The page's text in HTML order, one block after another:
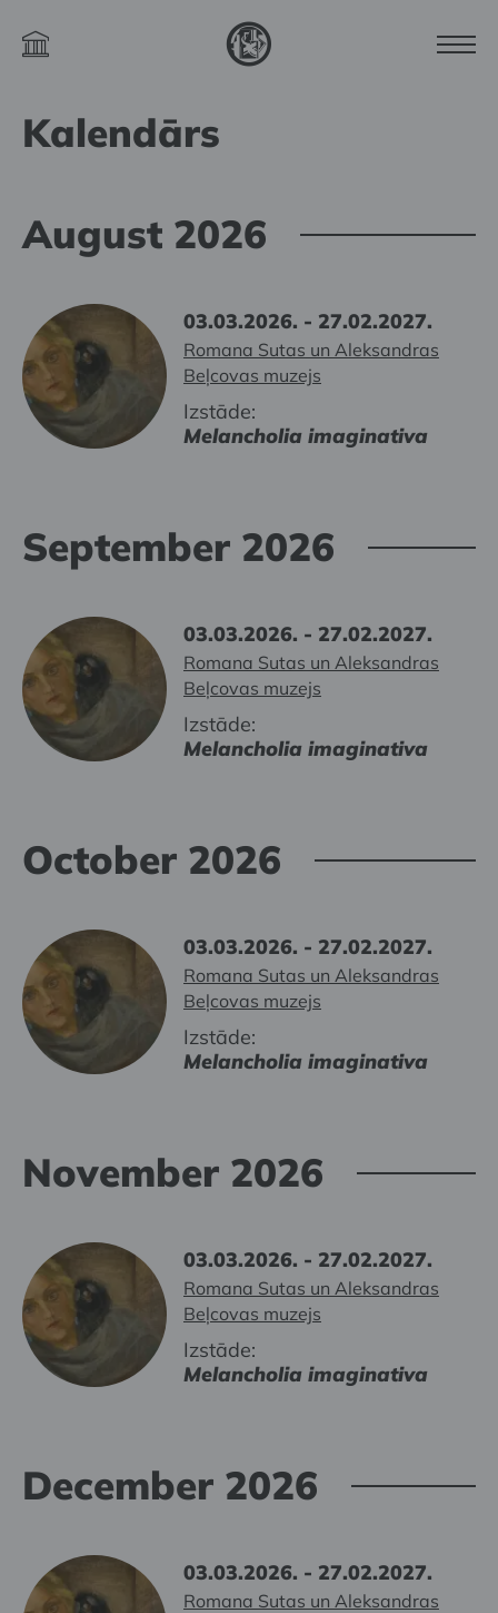
Kalendārs
August 2026
03.03.2026. - 27.02.2027.
Romana Sutas un Aleksandras
Beļcovas muzejs
Izstāde:
Melancholia imaginativa
September 2026
03.03.2026. - 27.02.2027.
Romana Sutas un Aleksandras
Beļcovas muzejs
Izstāde:
Melancholia imaginativa
October 2026
03.03.2026. - 27.02.2027.
Romana Sutas un Aleksandras
Beļcovas muzejs
Izstāde:
Melancholia imaginativa
November 2026
03.03.2026. - 27.02.2027.
Romana Sutas un Aleksandras
Beļcovas muzejs
Izstāde:
Melancholia imaginativa
December 2026
03.03.2026. - 27.02.2027.
Romana Sutas un Aleksandras